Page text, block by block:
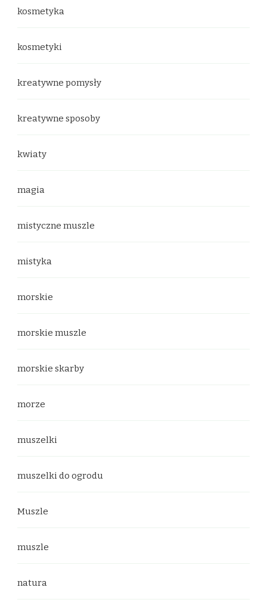
kosmetyka
kosmetyki
kreatywne pomysły
kreatywne sposoby
kwiaty
magia
mistyczne muszle
mistyka
morskie
morskie muszle
morskie skarby
morze
muszelki
muszelki do ogrodu
Muszle
muszle
natura